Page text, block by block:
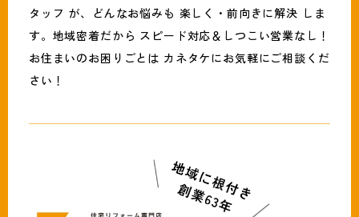
タッフ が、どんなお悩みも 楽しく・前向きに解決 しま
す。地域密着だから スピード対応＆しつこい営業なし！
お住まいのお困りごとは カネタケにお気軽にご相談くだ
さい！